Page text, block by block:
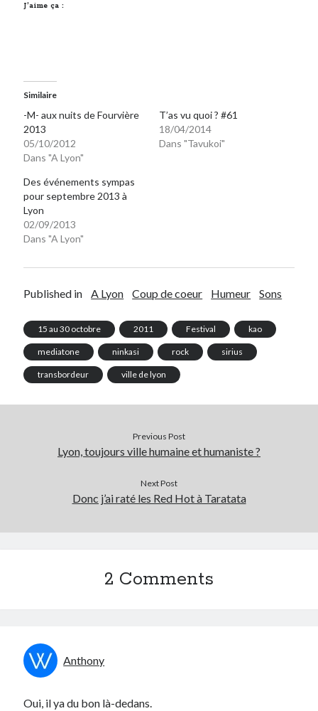
J’aime ça :
Similaire
-M- aux nuits de Fourvière
2013
05/10/2012
Dans "A Lyon"
T’as vu quoi ? #61
18/04/2014
Dans "Tavukoi"
Des événements sympas
pour septembre 2013 à
Lyon
02/09/2013
Dans "A Lyon"
Published in A Lyon Coup de coeur Humeur Sons
15 au 30 octobre 2011 Festival kao
mediatone ninkasi rock sirius
transbordeur ville de lyon
Previous Post
Lyon, toujours ville humaine et humaniste ?
Next Post
Donc j’ai raté les Red Hot à Taratata
2 Comments
Anthony
Oui, il ya du bon là-dedans.